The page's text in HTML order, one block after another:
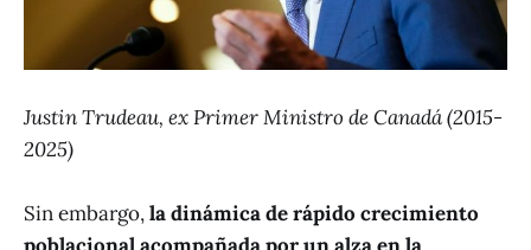
Justin Trudeau, ex Primer Ministro de Canadá (2015-
2025)
Sin embargo,la dinámica de rápido crecimiento